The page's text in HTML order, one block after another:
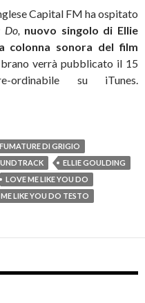
Capital FM ha ospitato
nuovo singolo di Ellie
colonna sonora del film
verrà pubblicato il 15
su iTunes.
ascolta “Love Me Like You
DI GRIGIO
ELLIE GOULDING
LOVE ME LIKE YOU DO
LIKE YOU DO TESTO